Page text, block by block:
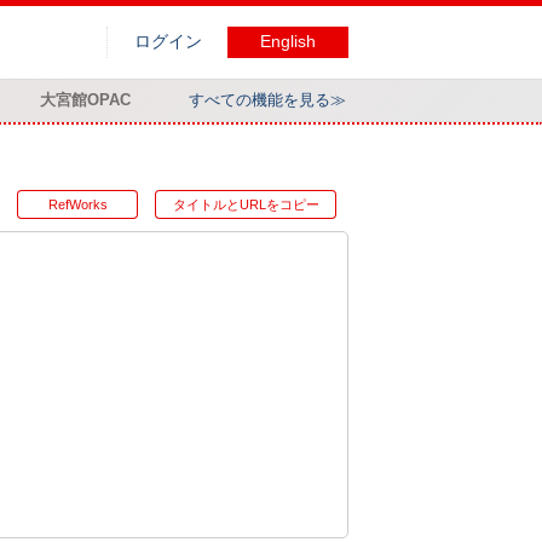
ログイン English
大宮館OPAC すべての機能を見る≫
RefWorks タイトルとURLをコピー